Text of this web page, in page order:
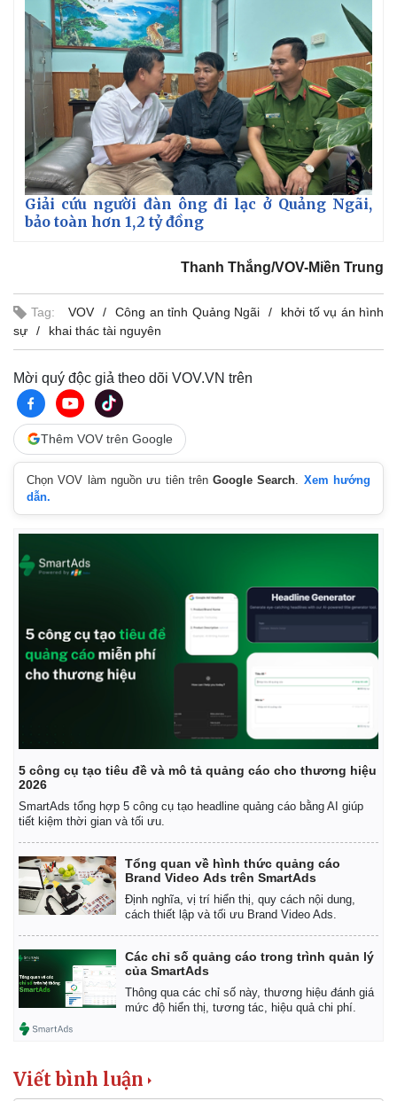
Bất động sản
Khởi nghiệp
Thị trường
Giá vàng
Tiêu dùng
Giá cà phê
Giải cứu người đàn ông đi lạc ở Quảng Ngãi,
bảo toàn hơn 1,2 tỷ đồng
Thanh Thắng/VOV-Miền Trung
Tag: VOV Công an tỉnh Quảng Ngãi
khởi tố vụ án hình
sự
khai thác tài nguyên
Mời quý độc giả theo dõi VOV.VN trên
Thêm VOV trên Google
Chọn VOV làm nguồn ưu tiên trênGoogle Search
Xem hướng
dẫn.
5 công cụ tạo tiêu đề và mô tả quảng cáo cho thương hiệu
2026
SmartAds tổng hợp 5 công cụ tạo headline quảng cáo bằng AI giúp
tiết kiệm thời gian và tối ưu.
Tổng quan về hình thức quảng cáo
Brand Video Ads trên SmartAds
Định nghĩa, vị trí hiển thị, quy cách nội dung,
cách thiết lập và tối ưu Brand Video Ads.
Các chỉ số quảng cáo trong trình quản lý
của SmartAds
Thông qua các chỉ số này, thương hiệu đánh giá
mức độ hiển thị, tương tác, hiệu quả chi phí.
Viết bình luận